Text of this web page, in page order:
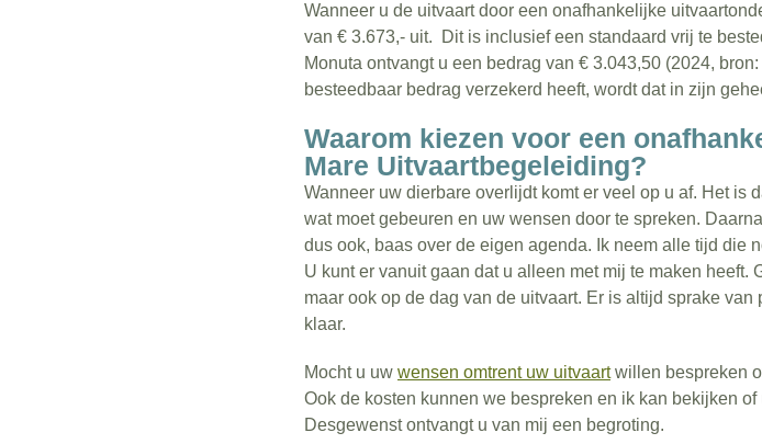
Wanneer u de uitvaart door een onafhankelijke
van € 3.673,- uit. Dit is inclusief een standaard vrij te
Monuta ontvangt u een bedrag van € 3.043,50 (2024,
besteedbaar bedrag verzekerd heeft, wordt dat in zijn
Waarom kiezen voor een
Mare Uitvaartbegeleiding?
Wanneer uw dierbare overlijdt komt er veel op u af. Het is
wat moet gebeuren en uw wensen door te spreken.
dus ook, baas over de eigen agenda. Ik neem alle tijd die
U kunt er vanuit gaan dat u alleen met mij te maken
maar ook op de dag van de uitvaart. Er is altijd sprake
klaar.
Mocht u uw wensen omtrent uw uitvaartwillen bespreken
Ook de kosten kunnen we bespreken en ik kan bekijken
Desgewenst ontvangt u van mij een begroting.